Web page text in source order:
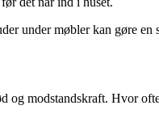
under møbler kan gøre en
modstandskraft. Hvor